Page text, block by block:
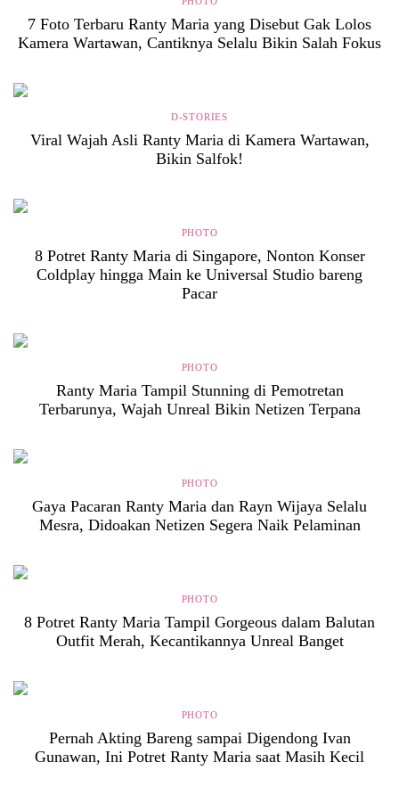
7 Foto Terbaru Ranty Maria yang Disebut Gak Lolos
Kamera Wartawan, Cantiknya Selalu Bikin Salah Fokus
D-STORIES
Viral Wajah Asli Ranty Maria di Kamera Wartawan,
Bikin Salfok!
PHOTO
8 Potret Ranty Maria di Singapore, Nonton Konser
Coldplay hingga Main ke Universal Studio bareng
Pacar
PHOTO
Ranty Maria Tampil Stunning di Pemotretan
Terbarunya, Wajah Unreal Bikin Netizen Terpana
PHOTO
Gaya Pacaran Ranty Maria dan Rayn Wijaya Selalu
Mesra, Didoakan Netizen Segera Naik Pelaminan
PHOTO
8 Potret Ranty Maria Tampil Gorgeous dalam Balutan
Outfit Merah, Kecantikannya Unreal Banget
PHOTO
Pernah Akting Bareng sampai Digendong Ivan
Gunawan, Ini Potret Ranty Maria saat Masih Kecil